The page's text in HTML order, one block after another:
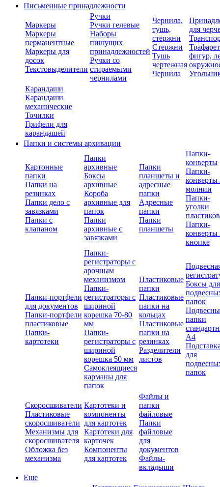
Письменные принадлежности
Маркеры
Маркеры
перманентные
Маркеры для
досок
Текстовыделители
Ручки
Ручки гелевые
Наборы
пишущих
принадлежностей
Ручки со
стираемыми
чернилами
Чернила,
тушь,
стержни
Стержни
Тушь
чертежная
Чернила
для
фигур,
Карандаши
Карандаши
механические
Точилки
Грифели для
карандашей
Папки и системы архивации
Картонные
папки
Папки на
резинках
Папки дело с
завязками
Папки с
клапаном
Папки
архивные
Боксы
архивные
Короба
архивные для
папок
Папки
архивные с
завязками
Папки
планшеты и
адресные
папки
Адресные
папки
Папки
планшеты
Папки-
конверты
Папки-
конверты
молнии
Папки-
уголки
Папки-
конверты
кнопке
Папки-портфели
для документов
Папки-портфели
пластиковые
Папки-
картотеки
Папки-
регистраторы с
арочным
механизмом
Папки-
регистраторы с
шириной
корешка 70-80
мм
Папки-
регистраторы с
шириной
корешка 50 мм
Самоклеящиеся
карманы для
папок
Пластиковые
папки
Пластиковые
папки на
кольцах
Пластиковые
папки на
резинках
Разделители
листов
Боксы для
папок
папки
А4
для
папок
Скоросшиватели
Пластиковые
скоросшиватели
Механизмы для
скоросшивателя
Обложка без
механизма
Картотеки и
компоненты
для картотек
Картотеки для
карточек
Компоненты
для картотек
Файлы и
папки
файловые
Папки
файловые
для
документов
Файлы-
вкладыши
Еще